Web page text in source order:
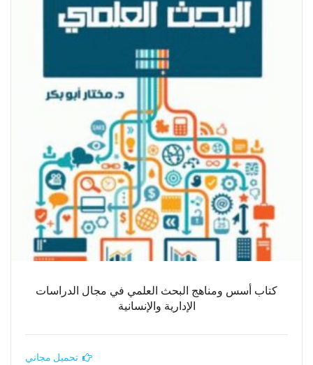
كتاب أسس ومناهج البحث العلمي في مجال الدراسات
الإدارية والإنسانية
تحميل مجاني